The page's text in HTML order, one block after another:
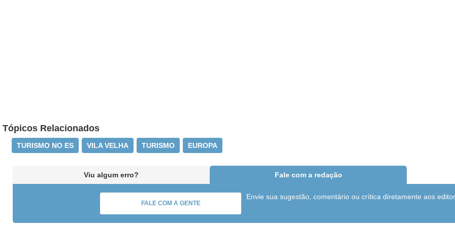
Tópicos Relacionados
TURISMO NO ES VILA VELHA TURISMO EUROPA
Viu algum erro? Fale com a redação
FALE COM A GENTE
Envie sua sugestão, comentário ou crítica diretamente aos